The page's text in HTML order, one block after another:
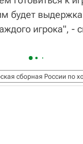
будет
игрока", -
сборная России по